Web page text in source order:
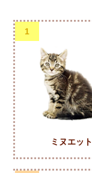
1
ミヌエット